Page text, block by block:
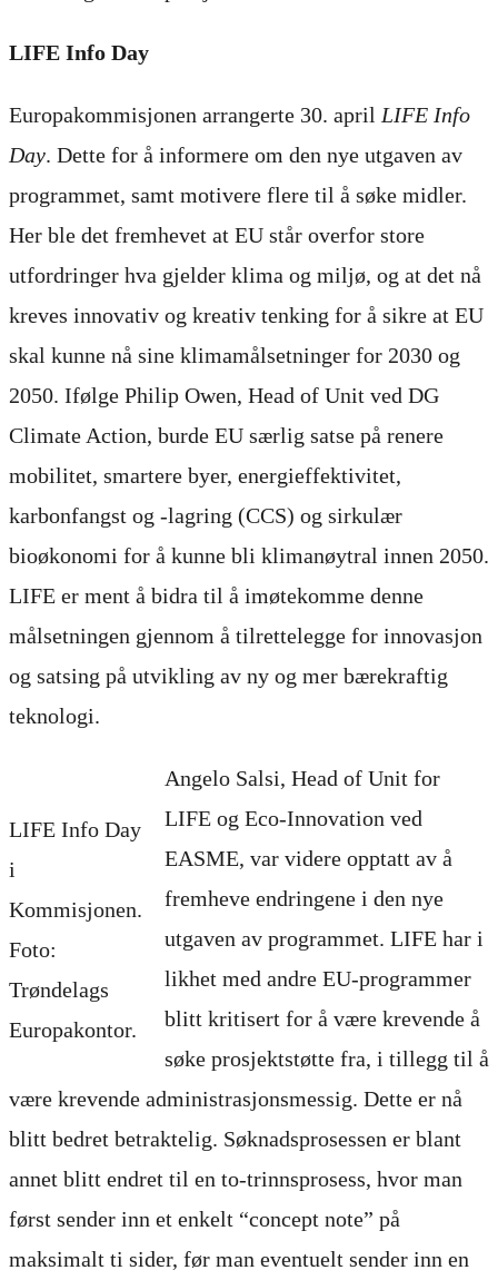
LIFE Info Day
Europakommisjonen arrangerte 30. april LIFE Info
Day. Dette for å informere om den nye utgaven av
programmet, samt motivere flere til å søke midler.
Her ble det fremhevet at EU står overfor store
utfordringer hva gjelder klima og miljø, og at det nå
kreves innovativ og kreativ tenking for å sikre at EU
skal kunne nå sine klimamålsetninger for 2030 og
2050. Ifølge Philip Owen, Head of Unit ved DG
Climate Action, burde EU særlig satse på renere
mobilitet, smartere byer, energieffektivitet,
karbonfangst og -lagring (CCS) og sirkulær
bioøkonomi for å kunne bli klimanøytral innen 2050.
LIFE er ment å bidra til å imøtekomme denne
målsetningen gjennom å tilrettelegge for innovasjon
og satsing på utvikling av ny og mer bærekraftig
teknologi.
LIFE Info Day
i
Kommisjonen.
Foto:
Trøndelags
Europakontor.
Angelo Salsi, Head of Unit for
LIFE og Eco-Innovation ved
EASME, var videre opptatt av å
fremheve endringene i den nye
utgaven av programmet. LIFE har i
likhet med andre EU-programmer
blitt kritisert for å være krevende å
søke prosjektstøtte fra, i tillegg til å
være krevende administrasjonsmessig. Dette er nå
blitt bedret betraktelig. Søknadsprosessen er blant
annet blitt endret til en to-trinnsprosess, hvor man
først sender inn et enkelt “concept note” på
maksimalt ti sider, før man eventuelt sender inn en